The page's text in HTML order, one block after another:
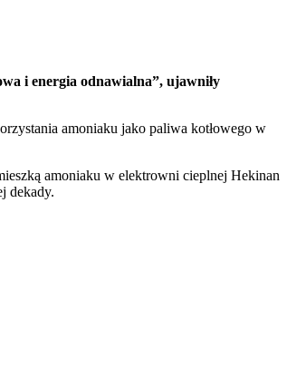
i energia odnawialna”, ujawniły
amoniaku jako paliwa kotłowego w
amoniaku w elektrowni cieplnej Hekinan
dekady.